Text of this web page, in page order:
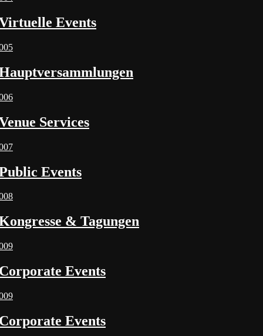
Events
Services
Events
& Tagungen
Events
Events